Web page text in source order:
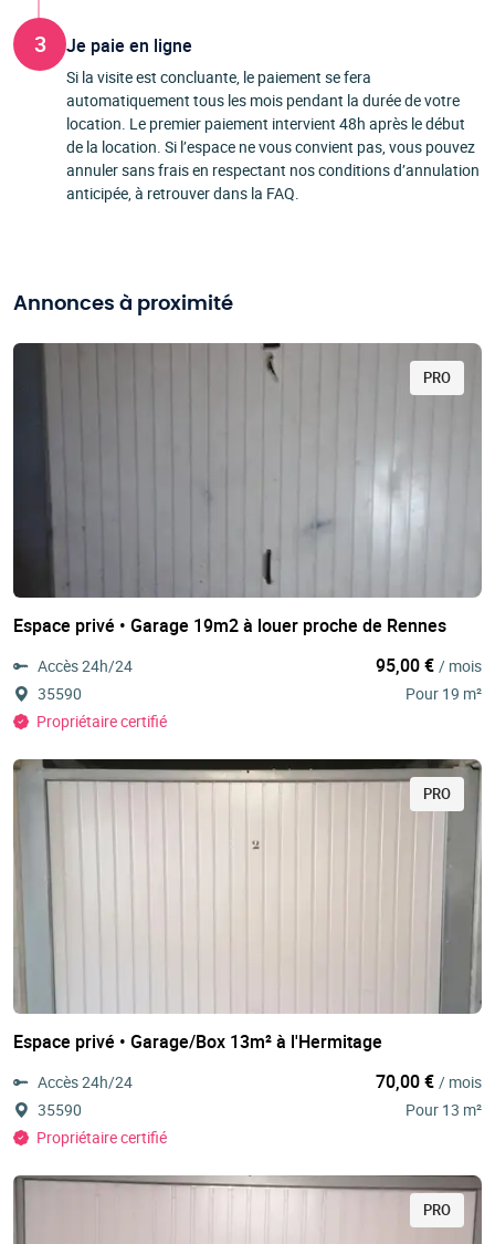
3 Je paie en ligne
Si la visite est concluante, le paiement se fera
automatiquement tous les mois pendant la durée de votre
location. Le premier paiement intervient 48h après le début
de la location. Si l’espace ne vous convient pas, vous pouvez
annuler sans frais en respectant nos conditions d’annulation
anticipée, à retrouver dans la FAQ.
Annonces à proximité
PRO
Espace privé • Garage 19m2 à louer proche de Rennes
Accès 24h/24
35590
Propriétaire certifié
95,00 € / mois
Pour 19 m²
PRO
Espace privé • Garage/Box 13m² à l'Hermitage
Accès 24h/24
35590
Propriétaire certifié
70,00 € / mois
Pour 13 m²
PRO